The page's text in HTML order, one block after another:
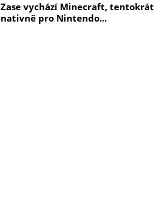
Zase vychází Minecraft, tentokrát
nativně pro Nintendo...